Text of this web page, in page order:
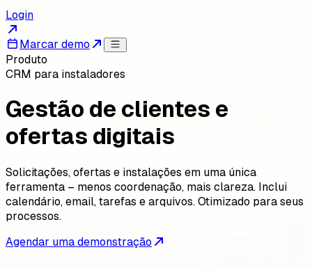
Login
Marcar demo
Produto
CRM para instaladores
Gestão de clientes e
ofertas digitais
Solicitações, ofertas e instalações em uma única
ferramenta – menos coordenação, mais clareza. Inclui
calendário, email, tarefas e arquivos. Otimizado para seus
processos.
Agendar uma demonstração